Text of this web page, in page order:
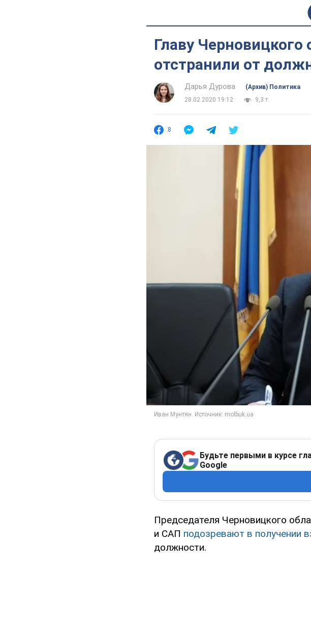
Главу
отстранили от
Дарья Дурова
(Архив) Политика
28.02.2020 19:12
9,3 т.
8
Будьте первыми в курсе
Google
Председателя Черновицкого
и САП подозревают в получении
должности.